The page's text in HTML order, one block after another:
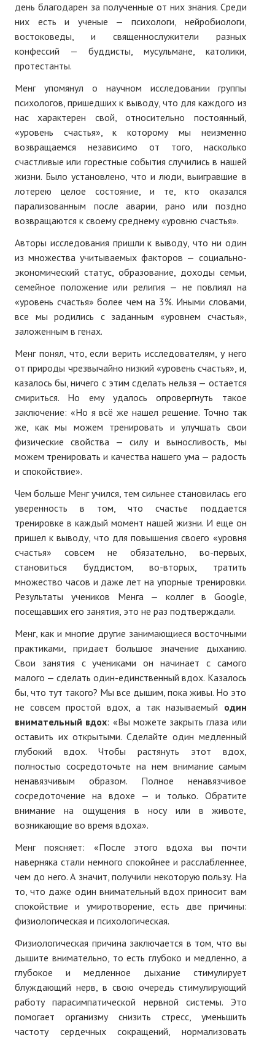
день благодарен за полученные от них знания. Среди
них есть и ученые — психологи, нейробиологи,
востоковеды, и священнослужители разных
конфессий — буддисты, мусульмане, католики,
протестанты.
Менг упомянул о научном исследовании группы
психологов, пришедших к выводу, что для каждого из
нас характерен свой, относительно постоянный,
«уровень счастья», к которому мы неизменно
возвращаемся независимо от того, насколько
счастливые или горестные события случились в нашей
жизни. Было установлено, что и люди, выигравшие в
лотерею целое состояние, и те, кто оказался
парализованным после аварии, рано или поздно
возвращаются к своему среднему «уровню счастья».
Авторы исследования пришли к выводу, что ни один
из множества учитываемых факторов — социально-
экономический статус, образование, доходы семьи,
семейное положение или религия — не повлиял на
«уровень счастья» более чем на 3%. Иными словами,
все мы родились с заданным «уровнем счастья»,
заложенным в генах.
Менг понял, что, если верить исследователям, у него
от природы чрезвычайно низкий «уровень счастья», и,
казалось бы, ничего с этим сделать нельзя — остается
смириться. Но ему удалось опровергнуть такое
заключение: «Но я всё же нашел решение. Точно так
же, как мы можем тренировать и улучшать свои
физические свойства — силу и выносливость, мы
можем тренировать и качества нашего ума — радость
и спокойствие».
Чем больше Менг учился, тем сильнее становилась его
уверенность в том, что счастье поддается
тренировке в каждый момент нашей жизни. И еще он
пришел к выводу, что для повышения своего «уровня
счастья» совсем не обязательно, во-первых,
становиться буддистом, во-вторых, тратить
множество часов и даже лет на упорные тренировки.
Результаты учеников Менга — коллег в Google,
посещавших его занятия, это не раз подтверждали.
Менг, как и многие другие занимающиеся восточными
практиками, придает большое значение дыханию.
Свои занятия с учениками он начинает с самого
малого — сделать один-единственный вдох. Казалось
бы, что тут такого? Мы все дышим, пока живы. Но это
не совсем простой вдох, а так называемый один
внимательный вдох: «Вы можете закрыть глаза или
оставить их открытыми. Сделайте один медленный
глубокий вдох. Чтобы растянуть этот вдох,
полностью сосредоточьте на нем внимание самым
ненавязчивым образом. Полное ненавязчивое
сосредоточение на вдохе — и только. Обратите
внимание на ощущения в носу или в животе,
возникающие во время вдоха».
Менг поясняет: «После этого вдоха вы почти
наверняка стали немного спокойнее и расслабленнее,
чем до него. А значит, получили некоторую пользу. На
то, что даже один внимательный вдох приносит вам
спокойствие и умиротворение, есть две причины:
физиологическая и психологическая.
Физиологическая причина заключается в том, что вы
дышите внимательно, то есть глубоко и медленно, а
глубокое и медленное дыхание стимулирует
блуждающий нерв, в свою очередь стимулирующий
работу парасимпатической нервной системы. Это
помогает организму снизить стресс, уменьшить
частоту сердечных сокращений, нормализовать